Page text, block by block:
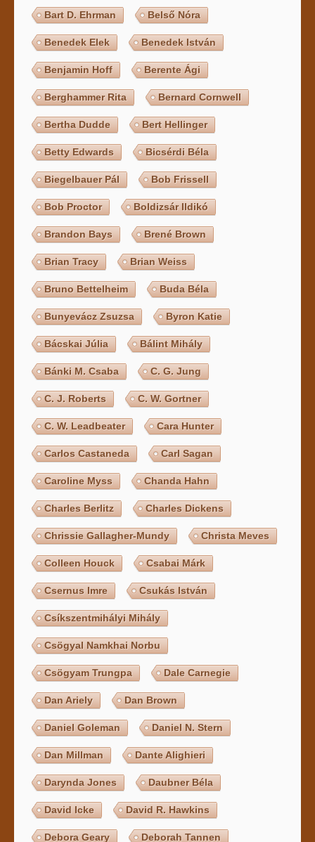
Bart D. Ehrman Belső Nóra
Benedek Elek Benedek István
Benjamin Hoff Berente Ági
Berghammer Rita Bernard Cornwell
Bertha Dudde Bert Hellinger
Betty Edwards Bicsérdi Béla
Biegelbauer Pál Bob Frissell
Bob Proctor Boldizsár Ildikó
Brandon Bays Brené Brown
Brian Tracy Brian Weiss
Bruno Bettelheim Buda Béla
Bunyevácz Zsuzsa Byron Katie
Bácskai Júlia Bálint Mihály
Bánki M. Csaba C. G. Jung
C. J. Roberts C. W. Gortner
C. W. Leadbeater Cara Hunter
Carlos Castaneda Carl Sagan
Caroline Myss Chanda Hahn
Charles Berlitz Charles Dickens
Chrissie Gallagher-Mundy Christa Meves
Colleen Houck Csabai Márk
Csernus Imre Csukás István
Csíkszentmihályi Mihály
Csögyal Namkhai Norbu
Csögyam Trungpa Dale Carnegie
Dan Ariely Dan Brown
Daniel Goleman Daniel N. Stern
Dan Millman Dante Alighieri
Darynda Jones Daubner Béla
David Icke David R. Hawkins
Debora Geary Deborah Tannen